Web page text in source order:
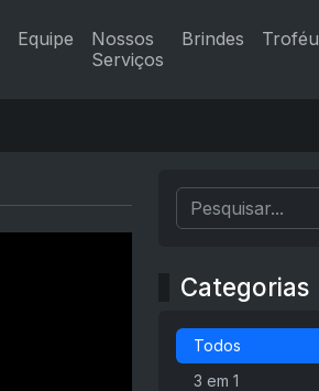
Equipe
Nossos
Serviços
Brindes Troféu
Categorias
Todos
3 em 1